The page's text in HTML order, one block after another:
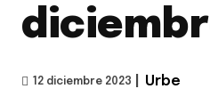
12 diciembre 2023 Urbe